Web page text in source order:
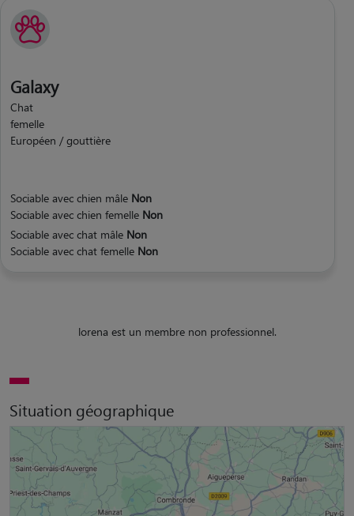
Galaxy
Chat
femelle
Européen / gouttière
Sociable avec chien mâle Non
Sociable avec chien femelle Non
Sociable avec chat mâle Non
Sociable avec chat femelle Non
lorena est un membre non professionnel.
Situation géographique